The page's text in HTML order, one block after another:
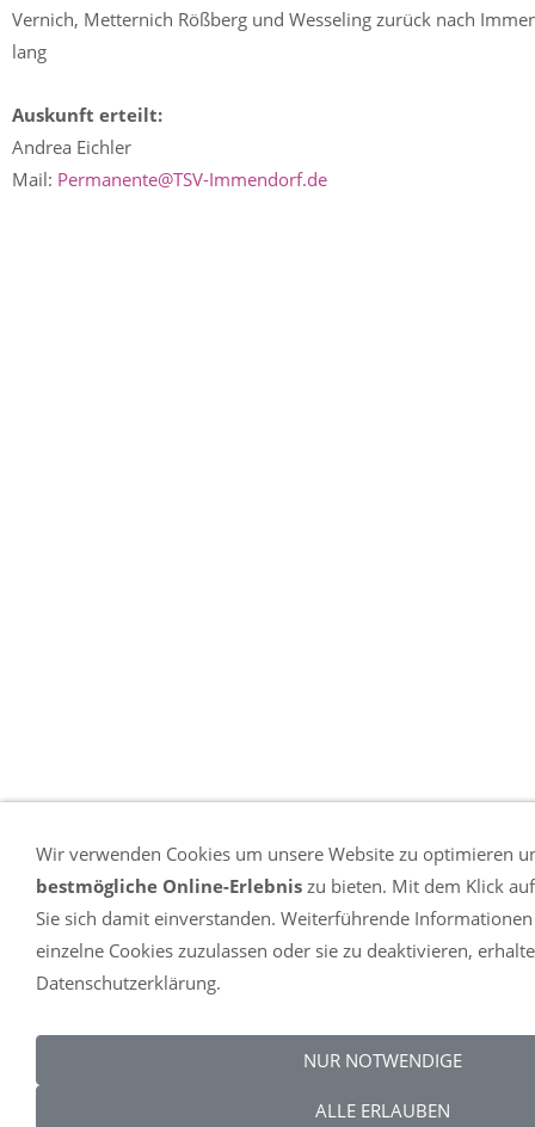
Vernich, Metternich Rößberg und Wesseling zurück nach
lang
Auskunft erteilt:
Andrea Eichler
Mail: Permanente@TSV-Immendorf.de
Wir verwenden Cookies um unsere Website zu optimieren
bestmögliche Online-Erlebnis zu bieten. Mit dem Klick
Sie sich damit einverstanden. Weiterführende
einzelne Cookies zuzulassen oder sie zu deaktivieren,
Datenschutzerklärung.
NUR NOTWENDIGE
ALLE ERLAUBEN